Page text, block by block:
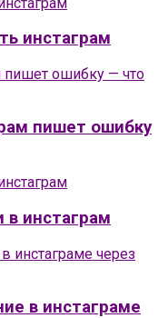
инстаграм
пишет ошибку
в инстаграм
в инстаграме